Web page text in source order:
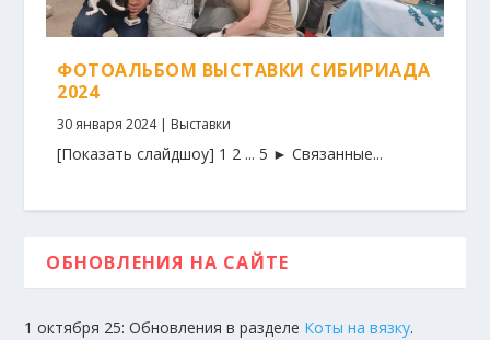
ФОТОАЛЬБОМ ВЫСТАВКИ СИБИРИАДА
2024
30 января 2024| Выставки
[Показать слайдшоу] 1 2 ... 5 ► Связанные...
ОБНОВЛЕНИЯ НА САЙТЕ
1 октября 25: Обновления в разделе Коты на вязку.